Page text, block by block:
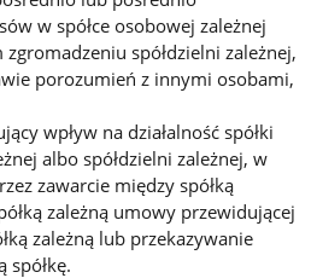
w spółce osobowej zależnej
spółdzielni zależnej,
porozumień z innymi osobami,
wpływ na działalność spółki
albo spółdzielni zależnej, w
zawarcie między spółką
zależną umowy przewidującej
zależną lub przekazywanie
spółkę.